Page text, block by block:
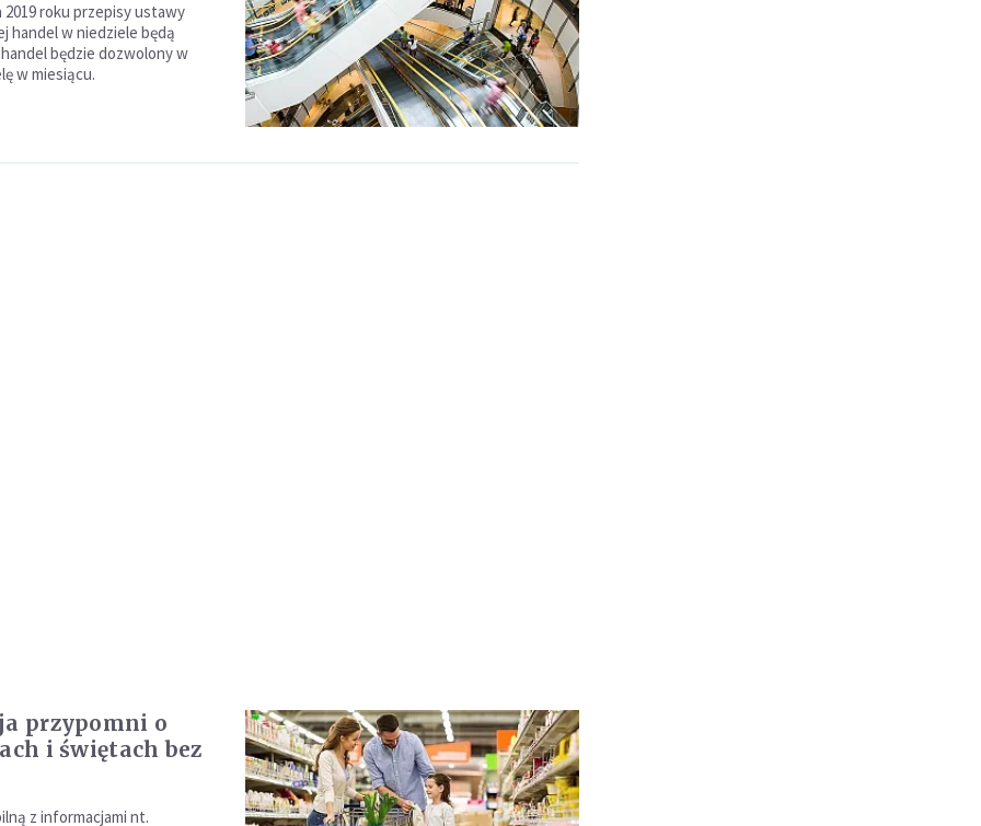
2019 roku przepisy ustawy
handel w niedziele będą
będzie dozwolony w
w miesiącu.
przypomni o
i świętach bez
z informacjami nt.